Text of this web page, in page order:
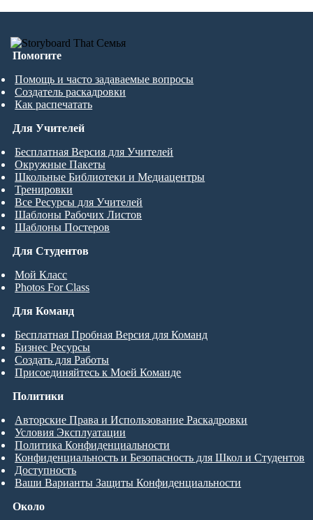
Помогите
Помощь и часто задаваемые вопросы
Создатель раскадровки
Как распечатать
Для Студентов
Мой Класс
Photos For Class
Для Учителей
Бесплатная Версия для Учителей
Окружные Пакеты
Школьные Библиотеки и Медиацентры
Тренировки
Все Ресурсы для Учителей
Шаблоны Рабочих Листов
Шаблоны Постеров
Для Команд
Бесплатная Пробная Версия для Команд
Бизнес Ресурсы
Создать для Работы
Присоединяйтесь к Моей Команде
Около
Политики
Авторские Права и Использование Раскадровки
Условия Эксплуатации
Политика Конфиденциальности
Конфиденциальность и Безопасность для Школ и Студентов
Доступность
Ваши Варианты Защиты Конфиденциальности